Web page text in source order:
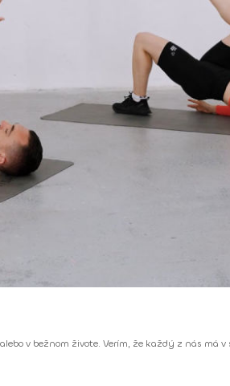
v bežnom živote. Verím, že každý z nás má